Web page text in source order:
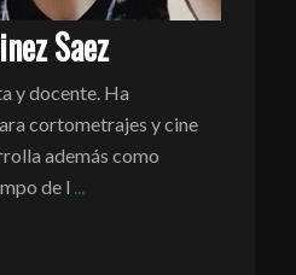
Saez
y docente. Ha
cortometrajes y cine
además como
de l